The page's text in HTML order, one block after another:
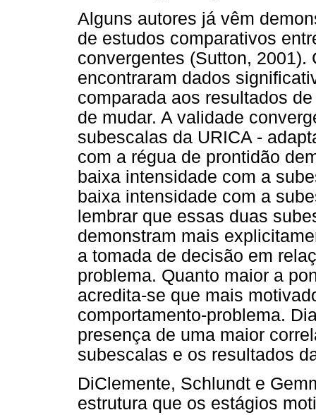
Alguns autores já vêm
de estudos comparativos
convergentes (Sutton,
encontraram dados
comparada aos resultados
de mudar. A validade
subescalas da URICA -
com a régua de prontidão
baixa intensidade com a
baixa intensidade com a
lembrar que essas duas
demonstram mais
a tomada de decisão em
problema. Quanto maior a
acredita-se que mais
comportamento-problema.
presença de uma maior
subescalas e os resultados
DiClemente, Schlundt e
estrutura que os estágios